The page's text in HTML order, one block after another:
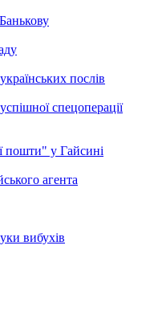
послів
спецоперації
пошти" у Гайсині
агента
вибухів